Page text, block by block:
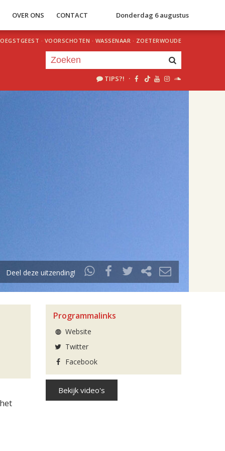
OVER ONS CONTACT Donderdag 6 augustus
OEGSTGEEST · VOORSCHOTEN · WASSENAAR · ZOETERWOUDE
TIPS?! ·
Deel deze uitzending!
Programmalinks
Website
Twitter
Facebook
Bekijk video's